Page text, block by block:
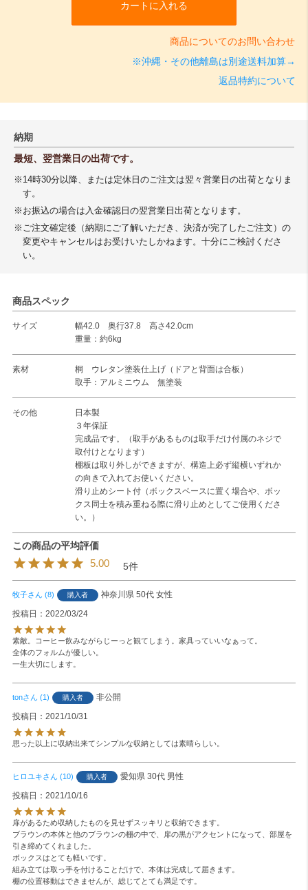
カートに入れる
商品についてのお問い合わせ
※沖縄・その他離島は別途送料加算→
返品特約について
納期
最短、翌営業日の出荷です。
※14時30分以降、または定休日のご注文は翌々営業日の出荷となりま
す。
※お振込の場合は入金確認日の翌営業日出荷となります。
※ご注文確定後（納期にご了解いただき、決済が完了したご注文）の
変更やキャンセルはお受けいたしかねます。十分にご検討くださ
い。
商品スペック
サイズ
幅42.0 奥行37.8 高さ42.0cm
重量：約6kg
素材
桐 ウレタン塗装仕上げ（ドアと背面は合板）
取手：アルミニウム 無塗装
その他
日本製
３年保証
完成品です。（取手があるものは取手だけ付属のネジで
取付けとなります）
棚板は取り外しができますが、構造上必ず縦横いずれか
の向きで入れてお使いください。
滑り止めシート付（ボックスベースに置く場合や、ボッ
クス同士を積み重ねる際に滑り止めとしてご使用くださ
い。）
5.00 5
牧子 8 購入者 神奈川県 50代 女性
投稿日
2022/03/24
素敵。コーヒー飲みながらじーっと観てしまう。家具っていいなぁって。
全体のフォルムが優しい。
一生大切にします。
ton 1 購入者
非公開
投稿日
2021/10/31
思った以上に収納出来てシンプルな収納としては素晴らしい。
ヒロユキ 10 購入者 愛知県 30代 男性
投稿日
2021/10/16
扉があるため収納したものを見せずスッキリと収納できます。
ブラウンの本体と他のブラウンの棚の中で、扉の黒がアクセントになって、部屋を
引き締めてくれました。
ボックスはとても軽いです。
組み立ては取っ手を付けることだけで、本体は完成して届きます。
棚の位置移動はできませんが、総じてとても満足です。